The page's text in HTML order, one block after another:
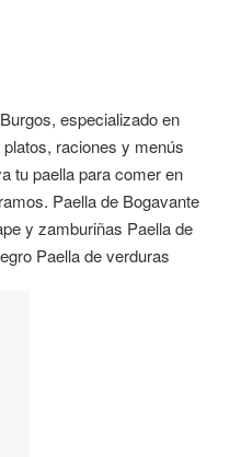
especializado en
raciones y menús
tu paella para comer en
Paella de Bogavante
y zamburiñas Paella de
Paella de verduras